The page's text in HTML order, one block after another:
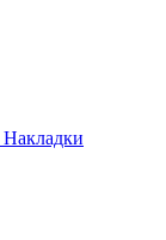
Накладки